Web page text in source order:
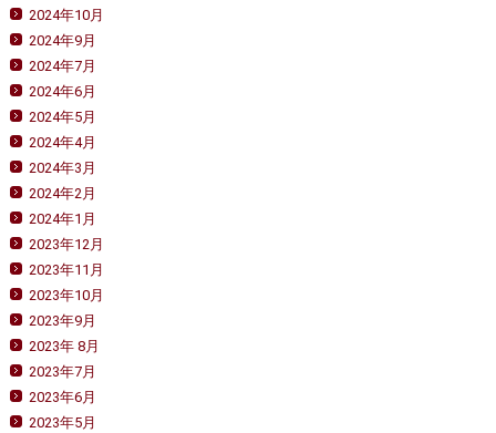
2024年10月
2024年9月
2024年7月
2024年6月
2024年5月
2024年4月
2024年3月
2024年2月
2024年1月
2023年12月
2023年11月
2023年10月
2023年9月
2023年 8月
2023年7月
2023年6月
2023年5月